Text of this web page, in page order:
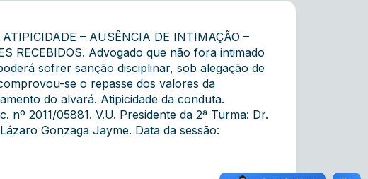
– AUSÊNCIA DE INTIMAÇÃO –
RECEBIDOS. Advogado que não fora intimado
sofrer sanção disciplinar, sob alegação de
se o repasse dos valores da
do alvará. Atipicidade da conduta.
2011/05881. V.U. Presidente da 2ª Turma: Dr.
Gonzaga Jayme. Data da sessão: